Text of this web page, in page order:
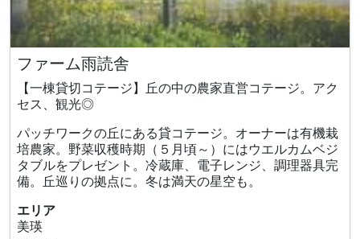
ファーム雨読舎
【一棟貸切コテージ】丘の中の農家直営コテージ。アク
セス、観光◎
パッチワークの丘にある貸コテージ。オーナーは有機栽
培農家。野菜収穫時期（５月頃～）にはウエルカムベジ
タブルをプレゼント。冷蔵庫、電子レンジ、調理器具完
備。丘巡りの拠点に。冬は満天の星空も。
エリア
美瑛